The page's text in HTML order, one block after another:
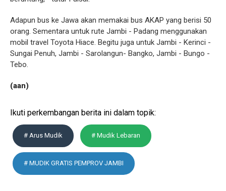
Adapun bus ke Jawa akan memakai bus AKAP yang berisi 50
orang. Sementara untuk rute Jambi - Padang menggunakan
mobil travel Toyota Hiace. Begitu juga untuk Jambi - Kerinci -
Sungai Penuh, Jambi - Sarolangun- Bangko, Jambi - Bungo -
Tebo.
(aan)
Ikuti perkembangan berita ini dalam topik:
# Arus Mudik # Mudik Lebaran
# MUDIK GRATIS PEMPROV JAMBI